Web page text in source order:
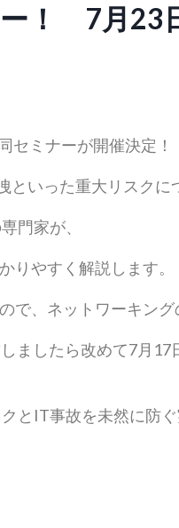
ー！ 7月
セミナーが開催決定！
といった重大リスクに
門家が、
りやすく解説します。
で、ネットワーキング
ましたら改めて7月
とIT事故を未然に防